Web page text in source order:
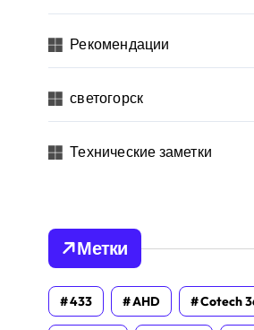
Рекомендации
светогорск
Технические заметки
Метки
433 AHD Cotech